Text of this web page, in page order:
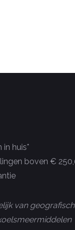
huis*
boven €
van